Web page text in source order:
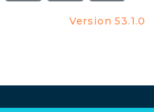
Version 53.1.0